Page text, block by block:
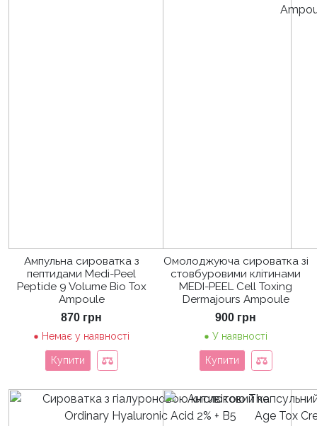
Ампульна сироватка з
пептидами Medi-Peel
Peptide 9 Volume Bio Tox
Ampoule
870 грн
Немає у наявності
Купити
Омолоджуюча сироватка зі
стовбуровими клітинами
MEDI-PEEL Cell Toxing
Dermajours Ampoule
900 грн
У наявності
Купити